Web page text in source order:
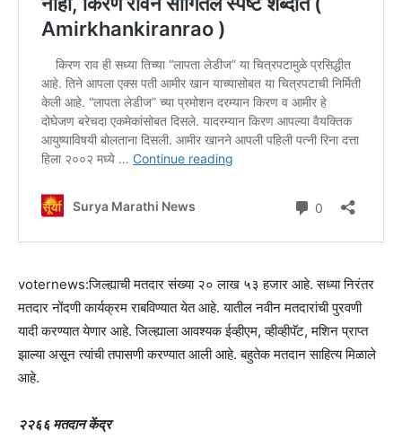
voternews:जिल्ह्याची मतदार संख्या २० लाख ५३ हजार आहे. सध्या निरंतर
मतदार नोंदणी कार्यक्रम राबविण्यात येत आहे. यातील नवीन मतदारांची पुरवणी
यादी करण्यात येणार आहे. जिल्ह्याला आवश्यक ईव्हीएम, व्हीव्हीपॅट, मशिन प्राप्त
झाल्या असून त्यांची तपासणी करण्यात आली आहे. बहुतेक मतदान साहित्य मिळाले
आहे.
२२६६ मतदान केंद्र